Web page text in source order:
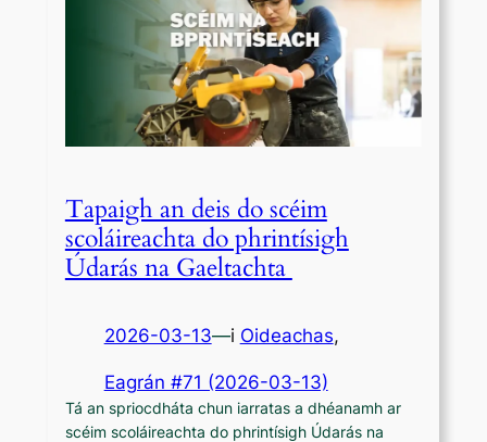
Tapaigh an deis do scéim
scoláireachta do phrintísigh
Údarás na Gaeltachta
2026-03-13—i Oideachas,
Eagrán #71 (2026-03-13)
Tá an spriocdháta chun iarratas a dhéanamh ar
scéim scoláireachta do phrintísigh Údarás na